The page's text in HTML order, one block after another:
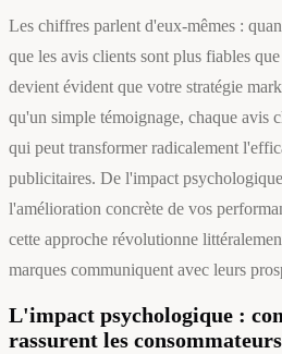
Les chiffres parlent d'eux-mêmes :
que les avis clients sont plus fiables
devient évident que votre stratégie
qu'un simple témoignage, chaque avis
qui peut transformer radicalement
publicitaires. De l'impact
l'amélioration concrète de vos
cette approche révolutionne
marques communiquent avec leurs
L'impact psychologique :
rassurent les consommateurs